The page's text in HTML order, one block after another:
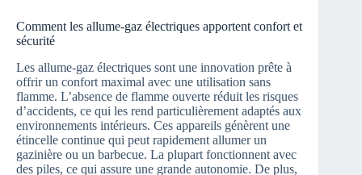
Comment les allume-gaz électriques apportent confort et
sécurité
Les allume-gaz électriques sont une innovation prête à
offrir un confort maximal avec une utilisation sans
flamme. L’absence de flamme ouverte réduit les risques
d’accidents, ce qui les rend particulièrement adaptés aux
environnements intérieurs. Ces appareils génèrent une
étincelle continue qui peut rapidement allumer un
gazinière ou un barbecue. La plupart fonctionnent avec
des piles, ce qui assure une grande autonomie. De plus,